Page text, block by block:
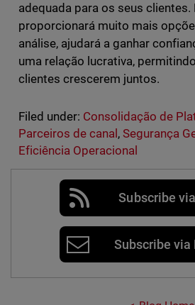
adequada para os seus
proporcionará muito mais
análise, ajudará a ganhar
uma relação lucrativa,
clientes crescerem juntos.
Filed under: Consolidação de
Parceiros de canal , Segurança
Eficiência Operacional
Subscribe
Subscribe via